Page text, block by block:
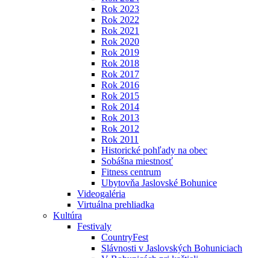
Rok 2023
Rok 2022
Rok 2021
Rok 2020
Rok 2019
Rok 2018
Rok 2017
Rok 2016
Rok 2015
Rok 2014
Rok 2013
Rok 2012
Rok 2011
Historické pohľady na obec
Sobášna miestnosť
Fitness centrum
Ubytovňa Jaslovské Bohunice
Videogaléria
Virtuálna prehliadka
Kultúra
Festivaly
CountryFest
Slávnosti v Jaslovských Bohuniciach